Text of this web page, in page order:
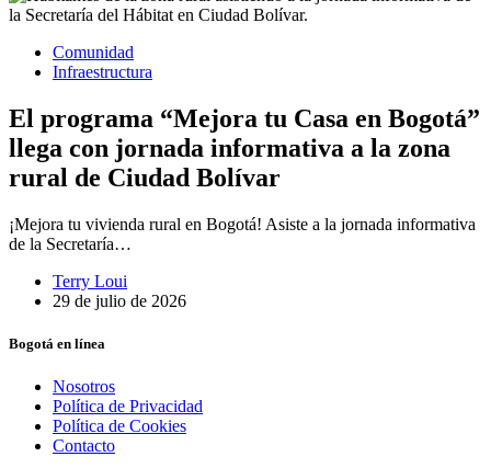
Comunidad
Infraestructura
El programa “Mejora tu Casa en Bogotá”
llega con jornada informativa a la zona
rural de Ciudad Bolívar
¡Mejora tu vivienda rural en Bogotá! Asiste a la jornada informativa
de la Secretaría…
Terry Loui
29 de julio de 2026
Bogotá en línea
Nosotros
Política de Privacidad
Política de Cookies
Contacto